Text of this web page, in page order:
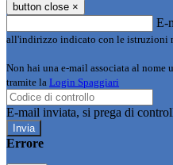
button close ×
E-
all'indirizzo indicato con le istruzioni
Non hai una e-mail associata al nome
tramite la Login Spaggiari
E-mail inviata, si prega di
Errore